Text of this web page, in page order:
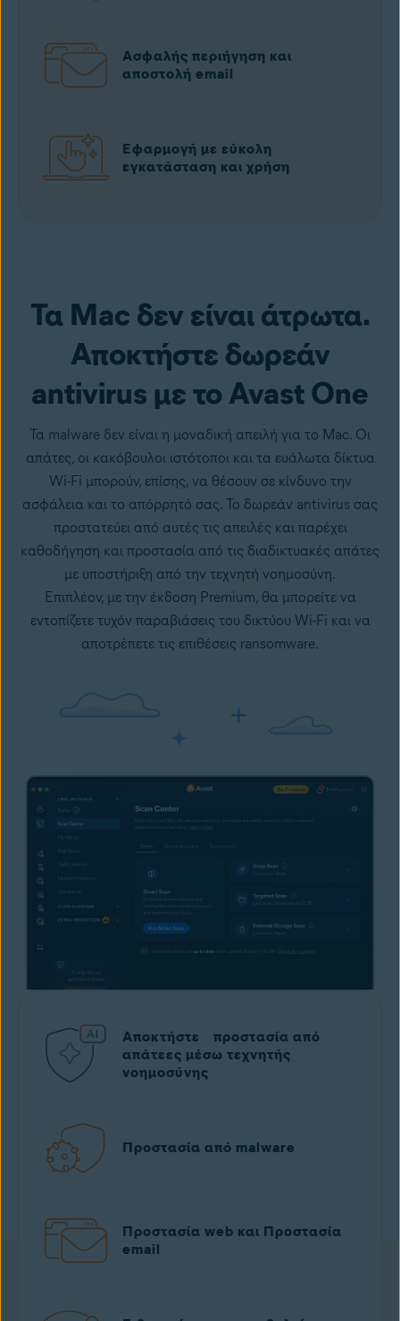
Ασφαλής περιήγηση και
αποστολή email
Εφαρμογή με εύκολη
εγκατάσταση και χρήση
Τα Mac δεν είναι άτρωτα.
Αποκτήστε δωρεάν
antivirus με το Avast One
Τα malware δεν είναι η μοναδική απειλή για το Mac. Οι
απάτες, οι κακόβουλοι ιστότοποι και τα ευάλωτα δίκτυα
Wi-Fi μπορούν, επίσης, να θέσουν σε κίνδυνο την
ασφάλεια και το απόρρητό σας. Το δωρεάν antivirus σας
προστατεύει από αυτές τις απειλές και παρέχει
καθοδήγηση και προστασία από τις διαδικτυακές απάτες
με υποστήριξη από την τεχνητή νοημοσύνη.
Επιπλέον, με την έκδοση Premium, θα μπορείτε να
εντοπίζετε τυχόν παραβιάσεις του δικτύου Wi-Fi και να
αποτρέπετε τις επιθέσεις ransomware.
Αποκτήστε προστασία από
απάτεες μέσω τεχνητής
νοημοσύνης
Προστασία από malware
Προστασία web και Προστασία
email